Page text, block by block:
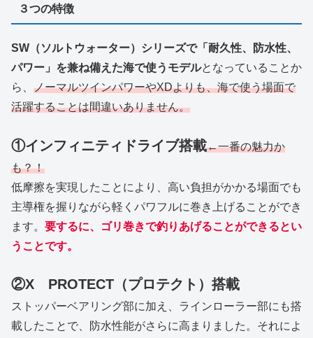
３つの特徴
SW（ソルトウォーター）シリーズで「耐久性、防水性、
パワー」を兼ね備えた海で使うモデルとなっていることか
ら、 ノーマルツインパワーやXDよりも、海で使う場面で
活躍することは間違いありません。
①インフィニティドライブ搭載←一番の魅力か
も？！
低摩擦を実現したことにより、高い負担がかかる場面でも
主導権を握りながら軽くパワフルに巻き上げることができ
ます。 要するに、ゴリ巻きで釣りあげることができるとい
うことです。
②X PROTECT（プロテクト）搭載
ストッパーベアリング部に加え、ラインローラー部にも搭
載したことで、防水性能がさらに高まりました。それによ